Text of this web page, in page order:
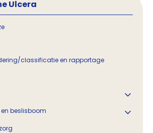
Ulcera
classificatie en rapportage
beslisboom